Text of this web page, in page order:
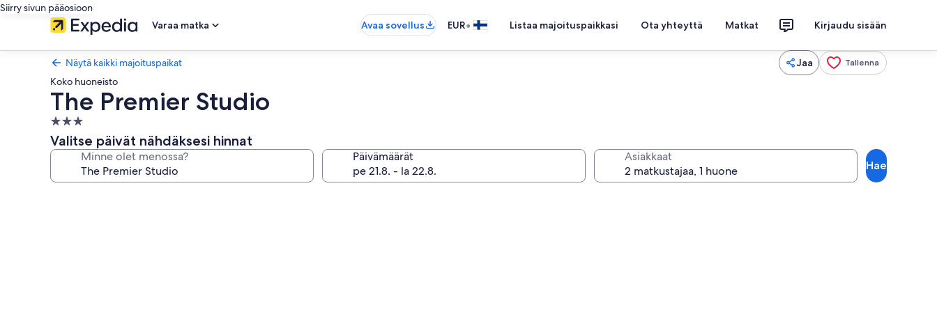
Siirry sivun pääosioon
Varaa matka
Avaa sovellus EUR• Listaa majoituspaikkasi Ota yhteyttä Matkat Kirjaudu sisään
Näytä kaikki majoituspaikat Jaa Tallenna
Koko huoneisto
The Premier Studio
3.0
tähden
majoituspaikka
Valitse päivät nähdäksesi hinnat
Minne olet menossa? Päivämäärät Asiakkaat
Hae